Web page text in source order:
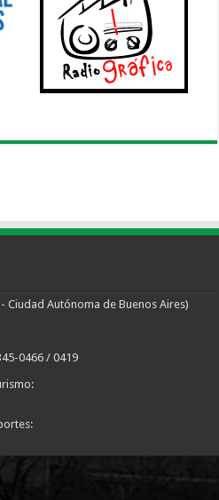
Ciudad Autónoma de Buenos Aires)
0466 / 0419